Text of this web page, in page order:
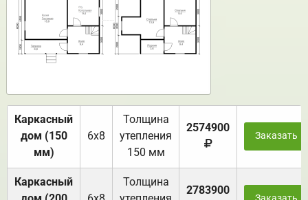
Каркасный
дом (150
мм)
6х8
Толщина
утепления
150 мм
2574900
Заказать
Каркасный
Толщина
2783900